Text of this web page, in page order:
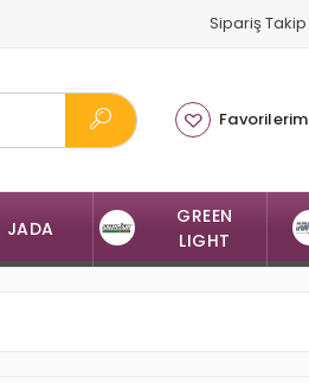
Sipariş Takip
Favorilerim
JADA
GREEN
LIGHT